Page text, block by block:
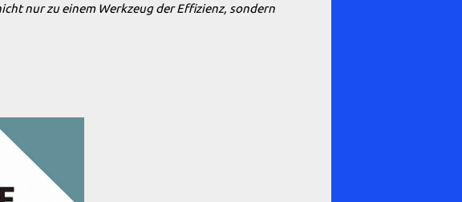
nur zu einem Werkzeug der Effizienz, sondern